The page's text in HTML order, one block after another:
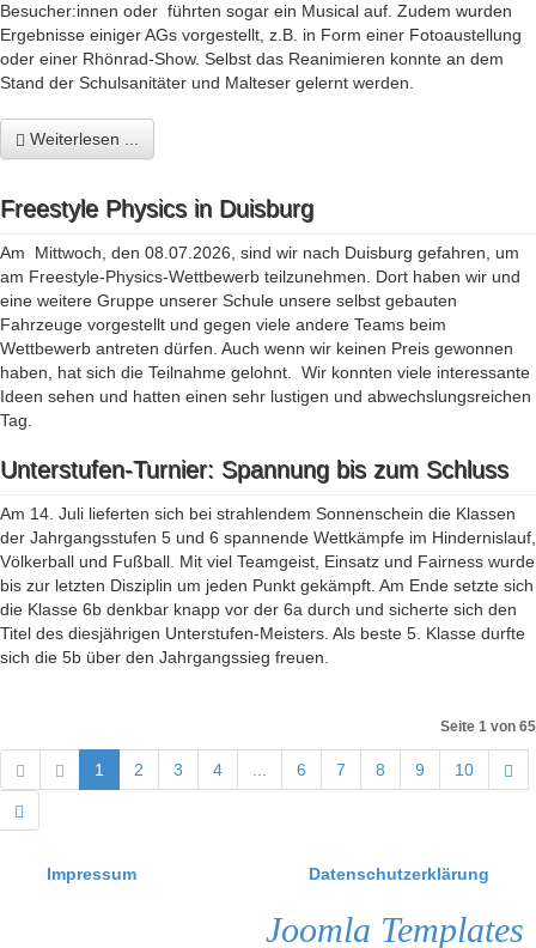
Besucher:innen oder führten sogar ein Musical auf. Zudem wurden
Ergebnisse einiger AGs vorgestellt, z.B. in Form einer Fotoaustellung
oder einer Rhönrad-Show. Selbst das Reanimieren konnte an dem
Stand der Schulsanitäter und Malteser gelernt werden.
Weiterlesen ...
Freestyle Physics in Duisburg
Am Mittwoch, den 08.07.2026, sind wir nach Duisburg gefahren, um
am Freestyle-Physics-Wettbewerb teilzunehmen. Dort haben wir und
eine weitere Gruppe unserer Schule unsere selbst gebauten
Fahrzeuge vorgestellt und gegen viele andere Teams beim
Wettbewerb antreten dürfen. Auch wenn wir keinen Preis gewonnen
haben, hat sich die Teilnahme gelohnt. Wir konnten viele interessante
Ideen sehen und hatten einen sehr lustigen und abwechslungsreichen
Tag.
Unterstufen-Turnier: Spannung bis zum Schluss
Am 14. Juli lieferten sich bei strahlendem Sonnenschein die Klassen
der Jahrgangsstufen 5 und 6 spannende Wettkämpfe im Hindernislauf,
Völkerball und Fußball. Mit viel Teamgeist, Einsatz und Fairness wurde
bis zur letzten Disziplin um jeden Punkt gekämpft. Am Ende setzte sich
die Klasse 6b denkbar knapp vor der 6a durch und sicherte sich den
Titel des diesjährigen Unterstufen-Meisters. Als beste 5. Klasse durfte
sich die 5b über den Jahrgangssieg freuen.
Seite 1 von 65
1 2 3 4 6 7 8 9 10
Impressum Datenschutzerklärung
Joomla Templates